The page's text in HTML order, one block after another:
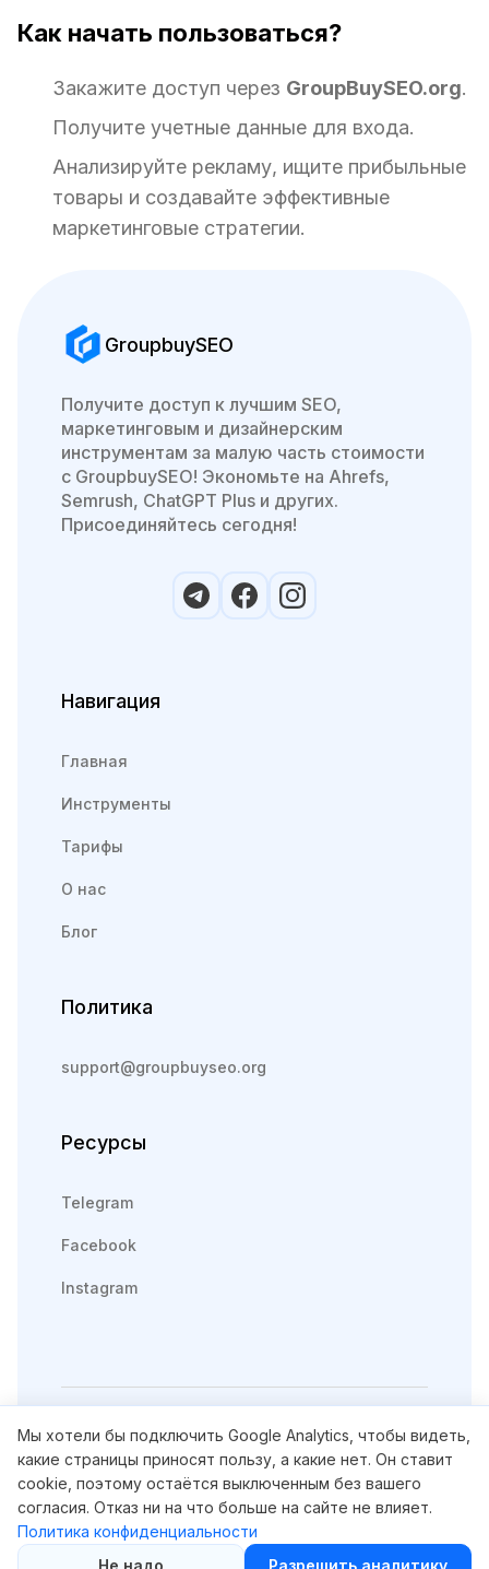
Как начать пользоваться?
Закажите доступ через GroupBuySEO.org.
Получите учетные данные для входа.
Анализируйте рекламу, ищите прибыльные
товары и создавайте эффективные
маркетинговые стратегии.
GroupbuySEO
Получите доступ к лучшим SEO,
маркетинговым и дизайнерским
инструментам за малую часть стоимости
с GroupbuySEO! Экономьте на Ahrefs,
Semrush, ChatGPT Plus и других.
Присоединяйтесь сегодня!
Навигация
Главная
Инструменты
Тарифы
О нас
Блог
Политика
support@groupbuyseo.org
Ресурсы
Telegram
Facebook
Instagram
English Русский
инструментам | GroupbuySEO.org
Мы хотели бы подключить Google Analytics, чтобы видеть,
какие страницы приносят пользу, а какие нет. Он ставит
cookie, поэтому остаётся выключенным без вашего
согласия. Отказ ни на что больше на сайте не влияет.
Политика конфиденциальности
Не надо
Разрешить аналитику